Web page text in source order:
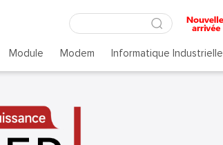
Module Modem Informatique Industrielle